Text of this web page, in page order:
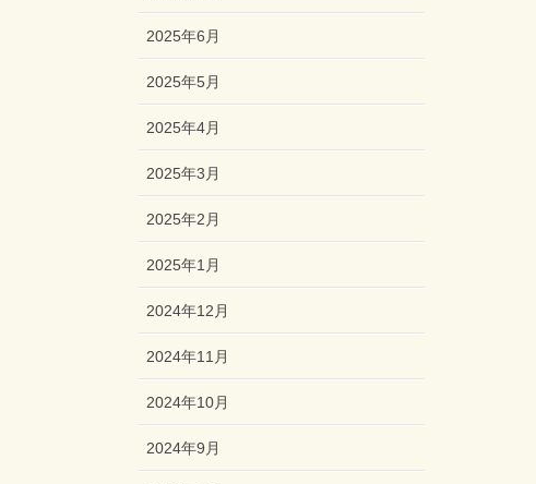
2025年6月
2025年5月
2025年4月
2025年3月
2025年2月
2025年1月
2024年12月
2024年11月
2024年10月
2024年9月